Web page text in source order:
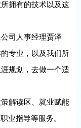
拥有的技术以及这
司人事经理贾泽
专业，以及我们所
规划，去做一个适
解读区、就业赋能
业指导等服务。